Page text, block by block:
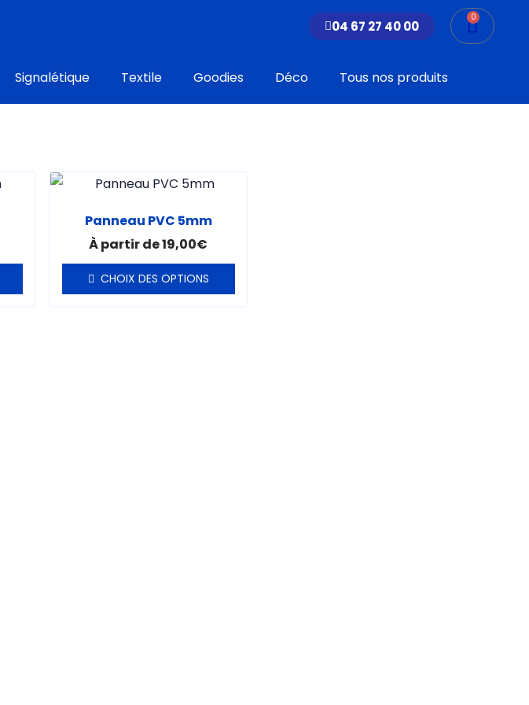
04 67 27 40 00
0
Panier
Signalétique Textile Goodies Déco Tous nos produits
Panneau PVC 5mm
À partir de19,00€
CHOIX DES OPTIONS
Ce
a
plusieurs
variations.
Les